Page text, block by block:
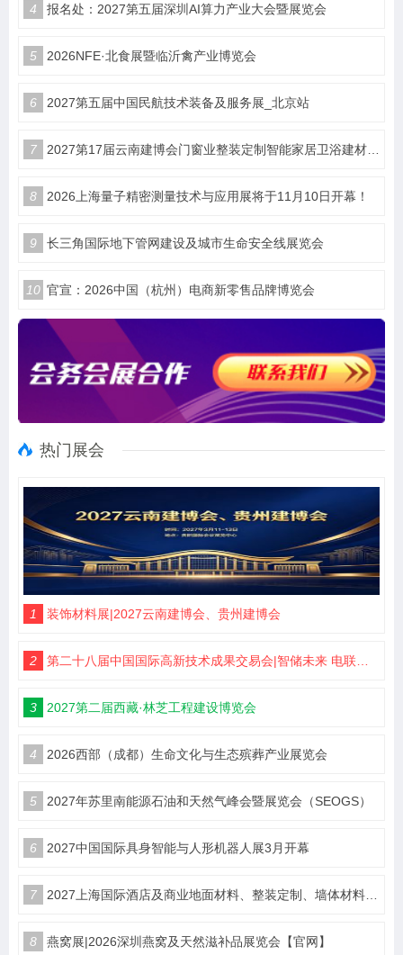
4 报名处：2027第五届深圳AI算力产业大会暨展览会
5 2026NFE·北食展暨临沂禽产业博览会
6 2027第五届中国民航技术装备及服务展_北京站
7 2027第17届云南建博会门窗业整装定制智能家居卫浴建材展会
8 2026上海量子精密测量技术与应用展将于11月10日开幕！
9 长三角国际地下管网建设及城市生命安全线展览会
10 官宣：2026中国（杭州）电商新零售品牌博览会
热门展会
1 装饰材料展|2027云南建博会、贵州建博会
2 第二十八届中国国际高新技术成果交易会|智储未来 电联高交
3 2027第二届西藏·林芝工程建设博览会
4 2026西部（成都）生命文化与生态殡葬产业展览会
5 2027年苏里南能源石油和天然气峰会暨展览会（SEOGS）
6 2027中国国际具身智能与人形机器人展3月开幕
7 2027上海国际酒店及商业地面材料、整装定制、墙体材料及精品设计、智慧酒店、照明及智能控制博览会 展位火热销售中！
8 燕窝展|2026深圳燕窝及天然滋补品展览会【官网】